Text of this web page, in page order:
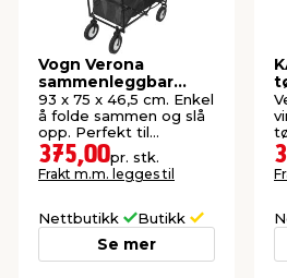
Vogn Verona
sammenleggbar
svart - Sunlife®
93 x 75 x 46,5 cm. Enkel
å folde sammen og slå
opp. Perfekt til
utflukter og aktiviteter.
Maks belastning: 70 kg.
375,00pr. stk.
Frakt m.m. legges til
Nettbutikk Butikk
Se mer